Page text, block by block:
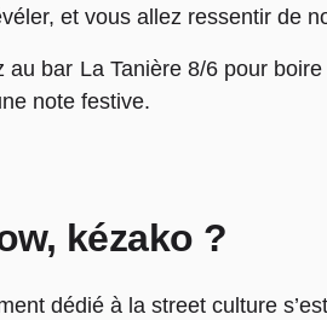
et vous allez ressentir de
bar La Tanière 8/6 pour
note festive.
kézako ?
dédié à la street culture